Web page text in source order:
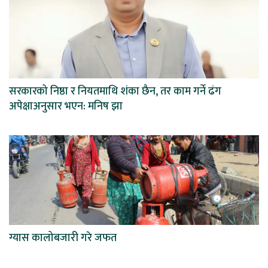
सरकारको निष्ठा र नियतमाथि शंका छैन, तर काम गर्ने ढंग
अपेक्षाअनुसार भएन: मनिष झा
ग्यास कालोबजारी गरे जफत